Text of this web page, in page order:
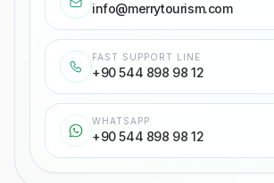
info@merrytourism.com
FAST SUPPORT LINE
+90 544 898 98 12
WHATSAPP
+90 544 898 98 12